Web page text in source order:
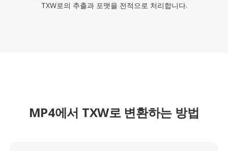
TXW로의 추출과 포맷을 전적으로 처리합니다.
MP4에서 TXW로 변환하는 방법